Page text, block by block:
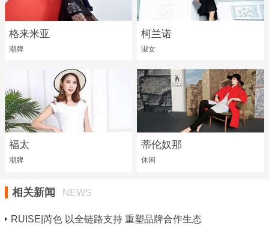
格来米亚
潮牌
柯兰诺
淑女
福太
潮牌
蒂伦奴那
休闲
相关新闻 NEWS
RUISE|芮色 以全链路支持 重塑品牌合作生态